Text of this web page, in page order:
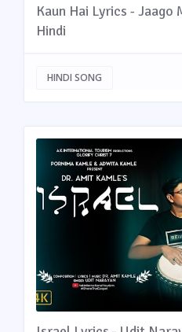
Kaun Hai Lyrics - Jaago
Hindi
HINDI SONG